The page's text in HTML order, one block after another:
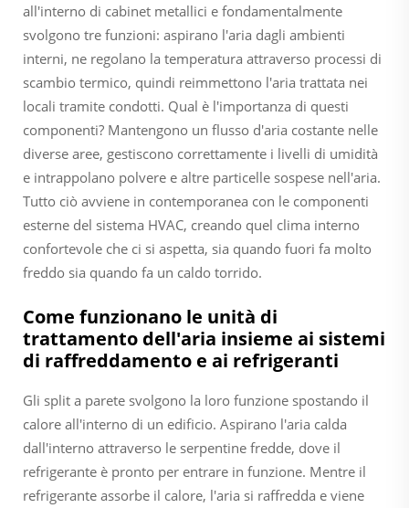
all'interno di cabinet metallici e fondamentalmente
svolgono tre funzioni: aspirano l'aria dagli ambienti
interni, ne regolano la temperatura attraverso processi di
scambio termico, quindi reimmettono l'aria trattata nei
locali tramite condotti. Qual è l'importanza di questi
componenti? Mantengono un flusso d'aria costante nelle
diverse aree, gestiscono correttamente i livelli di umidità
e intrappolano polvere e altre particelle sospese nell'aria.
Tutto ciò avviene in contemporanea con le componenti
esterne del sistema HVAC, creando quel clima interno
confortevole che ci si aspetta, sia quando fuori fa molto
freddo sia quando fa un caldo torrido.
Come funzionano le unità di
trattamento dell'aria insieme ai sistemi
di raffreddamento e ai refrigeranti
Gli split a parete svolgono la loro funzione spostando il
calore all'interno di un edificio. Aspirano l'aria calda
dall'interno attraverso le serpentine fredde, dove il
refrigerante è pronto per entrare in funzione. Mentre il
refrigerante assorbe il calore, l'aria si raffredda e viene